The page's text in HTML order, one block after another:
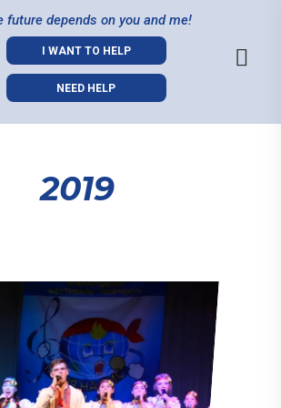
future depends on you and me!
I WANT TO HELP
NEED HELP
2019